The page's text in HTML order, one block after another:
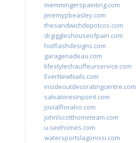
memmingerspainting.com
jeremypbeasley.com
thesandwichdepotcos.com
drgiggleshouseofpain.com
hotflashdesigns.com
garagenadeau.com
lifestylechauffeurservice.com
EverNewNails.com
insideoutdecoratingcentre.com
salvatoresinpoint.com
jovialfloralco.com
johnlscotthometeam.com
u-seehomes.com
watersportslagonissi.com